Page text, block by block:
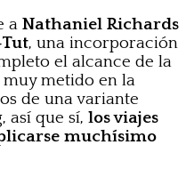
a Nathaniel Richards
, una incorporación
el alcance de la
metido en la
de una variante
así que sí, los viajes
muchísimo